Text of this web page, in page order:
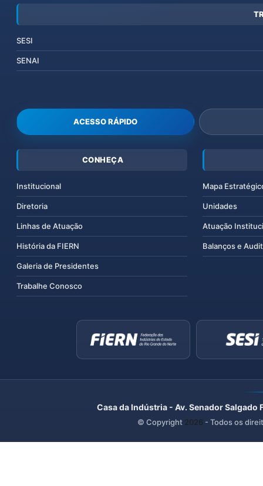
SESI
SENAI
ACESSO RÁPIDO
CONHEÇA
Institucional
Diretoria
Linhas de Atuação
História da FIERN
Galeria de Presidentes
Trabalhe Conosco
Mapa
Unidades
Atuação
Balanços e
Casa da Indústria - Av. Senador
© Copyright 2026 - Todos os